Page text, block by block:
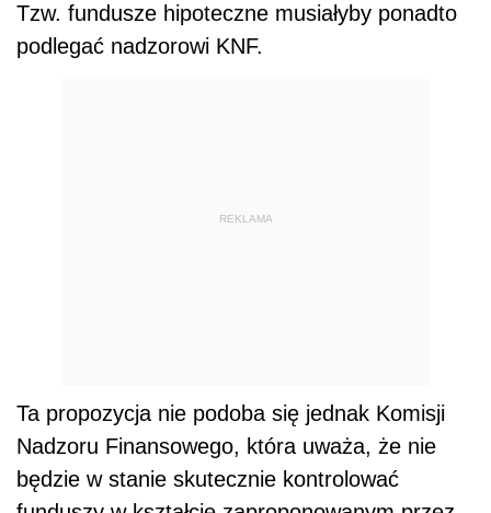
Tzw. fundusze hipoteczne musiałyby ponadto
podlegać nadzorowi KNF.
REKLAMA
Ta propozycja nie podoba się jednak Komisji
Nadzoru Finansowego, która uważa, że nie
będzie w stanie skutecznie kontrolować